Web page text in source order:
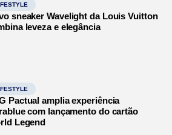
sneaker Wavelight da Louis Vuitton
leveza e elegância
Pactual amplia experiência
com lançamento do cartão
Legend